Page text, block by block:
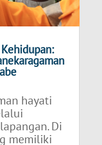
hayati
Di
memiliki